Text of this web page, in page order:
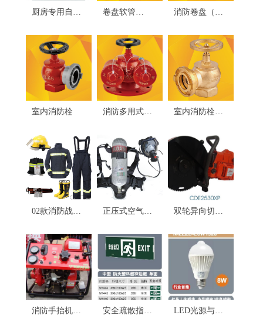
厨房专用自动
瓶、双瓶）
卷盘软管
消防卷盘（默
室内消防栓
消防多用式水
上式、地下
式）
室内消防栓
02款消防战斗
正压式空气呼
双轮异向切割
消防手抬机动 安全疏散指示 LED光源与应